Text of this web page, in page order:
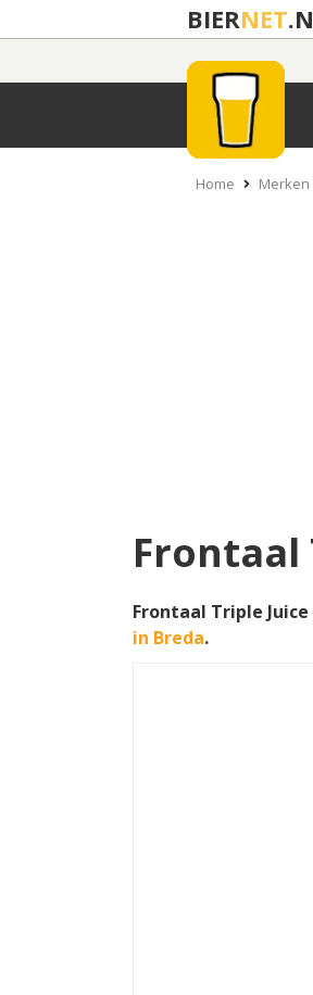
BIERNET
Home Merken
Frontaal
Frontaal Triple Juice
in Breda.